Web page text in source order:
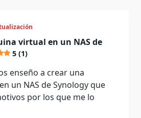
virtual en un NAS de
5 (1)
enseño a crear una
un NAS de Synology que
por los que me lo